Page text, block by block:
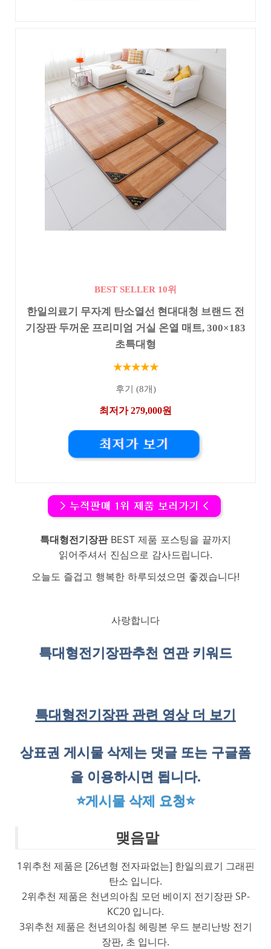
BEST SELLER 10위
한일의료기 무자계 탄소열선 현대대청 브랜드 전
기장판 두꺼운 프리미엄 거실 온열 매트, 300×183
초특대형
★★★★★
후기 (8개)
최저가 279,000원
특대형전기장판BEST 제품 포스팅을 끝까지
읽어주셔서 진심으로 감사드립니다.
오늘도 즐겁고 행복한 하루되셨으면 좋겠습니다!
사랑합니다
특대형전기장판추천 연관 키워드
특대형전기장판 관련 영상 더 보기
상표권 게시물 삭제는 댓글 또는 구글폼
을 이용하시면 됩니다.
⭐게시물 삭제 요청⭐
맺음말
1위추천 제품은 [26년형 전자파없는] 한일의료기 그래핀
탄소 입니다.
2위추천 제품은 천년의아침 모던 베이지 전기장판 SP-
KC20 입니다.
3위추천 제품은 천년의아침 헤링본 우드 분리난방 전기
장판, 초 입니다.